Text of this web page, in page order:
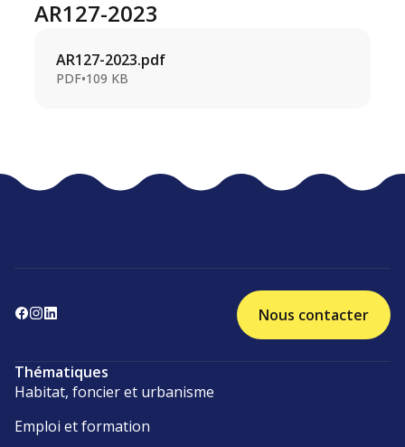
AR127-2023
AR127-2023.pdf
PDF•109 KB
Nous contacter
Thématiques
Habitat, foncier et urbanisme
Emploi et formation